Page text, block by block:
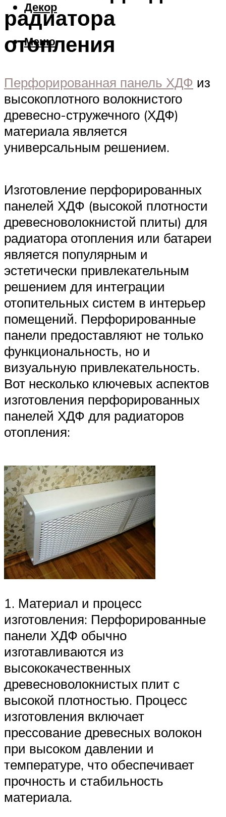
Декор
Меню
радиатора
отопления
Перфорированная панель ХДФ из
высокоплотного волокнистого
древесно-стружечного (ХДФ)
материала является
универсальным решением.
Изготовление перфорированных
панелей ХДФ (высокой плотности
древесноволокнистой плиты) для
радиатора отопления или батареи
является популярным и
эстетически привлекательным
решением для интеграции
отопительных систем в интерьер
помещений. Перфорированные
панели предоставляют не только
функциональность, но и
визуальную привлекательность.
Вот несколько ключевых аспектов
изготовления перфорированных
панелей ХДФ для радиаторов
отопления:
1. Материал и процесс
изготовления: Перфорированные
панели ХДФ обычно
изготавливаются из
высококачественных
древесноволокнистых плит с
высокой плотностью. Процесс
изготовления включает
прессование древесных волокон
при высоком давлении и
температуре, что обеспечивает
прочность и стабильность
материала.